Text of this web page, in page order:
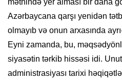
Azərbaycana qarşı yenidən
olmayıb və onun arxasında
Eyni zamanda, bu,
siyasətin tərkib hissəsi idi.
administrasiyası tarixi